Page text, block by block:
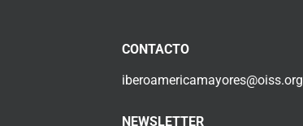
CONTACTO
iberoamericamayores@oiss.org
NEWSLETTER